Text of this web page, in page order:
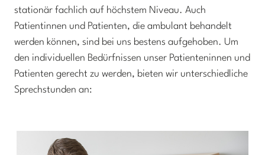
stationär fachlich auf höchstem Niveau. Auch
Patientinnen und Patienten, die ambulant behandelt
werden können, sind bei uns bestens aufgehoben. Um
den individuellen Bedürfnissen unser Patienteninnen und
Patienten gerecht zu werden, bieten wir unterschiedliche
Sprechstunden an: